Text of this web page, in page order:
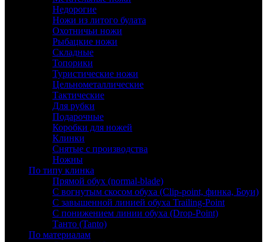
Недорогие
Ножи из литого булата
Охотничьи ножи
Рыбацкие ножи
Складные
Топорики
Туристические ножи
Цельнометаллические
Тактические
Для рубки
Подарочные
Коробки для ножей
Клинки
Снятые с производства
Ножны
По типу клинка
Прямой обух (normal-blade)
С вогнутым скосом обуха (Clip-point, финка, Боуи)
С завышенной линией обуха Trailing-Point
С понижением линии обуха (Drop-Point)
Танто (Tanto)
По материалам